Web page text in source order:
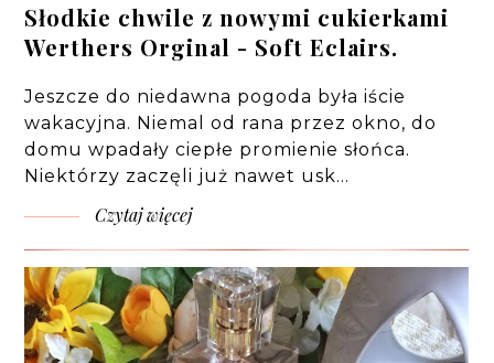
Słodkie chwile z nowymi cukierkami
Werthers Orginal - Soft Eclairs.
Jeszcze do niedawna pogoda była iście
wakacyjna. Niemal od rana przez okno, do
domu wpadały ciepłe promienie słońca.
Niektórzy zaczęli już nawet usk…
Czytaj więcej